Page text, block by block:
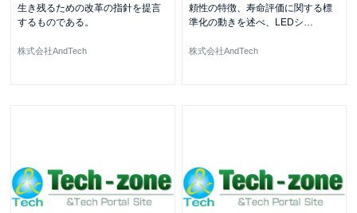
生き残るための改革の指針を提言
するものである。
株式会社AndTech
頼性の特徴、寿命評価に関する標
準化の動きを述べ、LEDシ…
株式会社AndTech